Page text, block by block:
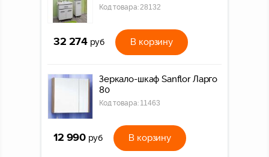
Код товара: 28132
32 274 руб В корзину
Зеркало-шкаф Sanflor Ларго
80
Код товара: 11463
12 990 руб В корзину